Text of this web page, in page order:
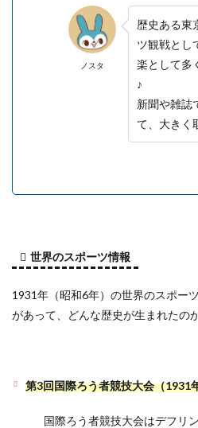
ノスタ
歴史ある東
ツ観戦とし
楽として多
♪
新聞や雑誌
て、大きく
世界のスポーツ情報
1931年（昭和6年）の世界のスポー
があって、どんな歴史が生まれたの
第3回国際ろう者競技大会（1931
国際ろう者競技大会はデフリ